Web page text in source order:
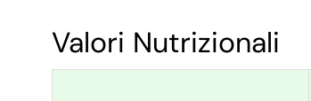
Valori Nutrizionali